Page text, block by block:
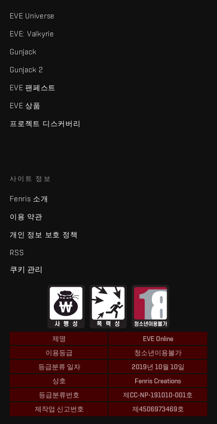
EVE Universe
EVE: Valkyrie
Gunjack
Gunjack 2
EVE 팬페스트
EVE 상품
프로젝트 디스커버리
사이트 정보
Fenris 소개
이용 약관
개인 정보 보호 정책
RSS
쿠키 관리
제명
EVE Online
이용등급
청소년이용불가
등급분류 일자
2019년 10월 10일
상호
Fenris Creations
등급분류번호
제CC-NP-191010-001호
제작업 신고번호
제4506973469호